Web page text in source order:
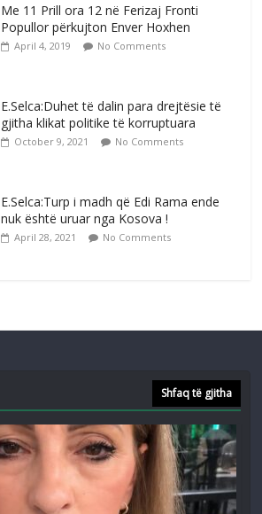
Me 11 Prill ora 12 në Ferizaj Fronti
Popullor përkujton Enver Hoxhen
April 4, 2019 No Comments
E.Selca:Duhet të dalin para drejtësie të
gjitha klikat politike të korruptuara
October 9, 2021 No Comments
E.Selca:Turp i madh që Edi Rama ende
nuk është uruar nga Kosova !
April 28, 2021 No Comments
Shfaq të gjitha